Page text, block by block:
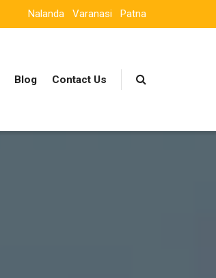
Nalanda Varanasi Patna
Blog Contact Us